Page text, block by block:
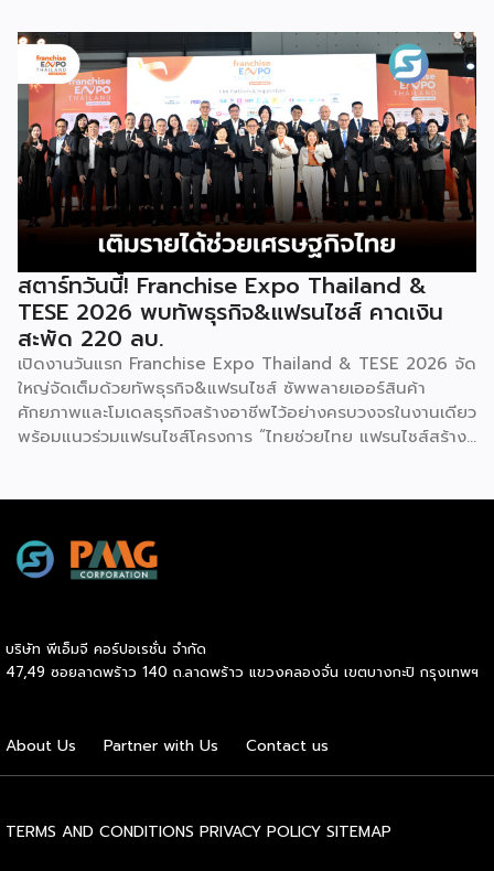
ผ่านชามใส่น้ำที่วางเรียงเอาไว้ โดยต้องทรงตัวด้วยความแม่นยำ
อย่างน่าอัศจรรย์ พร้อมรังสรรค์ลีลาท่ารำอันตื่นตาตื่นใจ ไม่ว่าจะ
เป็นท่านางแอ่นบิน พีระมิดมนุษย์ หรือท่ามังกรพลิกกาย การ
ผสานท่วงทำนอง การเคลื่อนไหว ลมหายใจ และพละกำลังเข้าด้วย
กันอย่างสมบูรณ์แบบนี้เอง ที่หล่อหลอมให้เกิดเป็นสุนทรียศาสตร์
อันเป็นเอกลักษณ์ของศิลปะโบราณชนิดนี้ นับตั้งแต่คริสต์
ทศวรรษ 1990 เป็นต้นมา กุนซานจูได้รับการยอมรับอย่างกว้าง
ขวางทั้งในและต่างประเทศ […]
2026 ให้แก่ผู้ประกอบธุรกิจแฟรนไชส์ที่อยู่ในการส่งเสริมสนับสนุน
ของกรมฯ นายพูนพงษ์ นัยนาภากรณ์ อธิบดีกรมพัฒนาธุรกิจ
การค้า กระทรวงพาณิชย์ เปิดเผยภายหลังเป็นประธานเปิดงาน
“งานแฟรนไชส์ เอ็กซ์โป ไทยแลนด์ บาย สมาร์ท เอสเอ็มอี เอ็กซ์
โป (Franchise Expo Thailand by Smart SME Expo)” ซึ่ง
เป็นงานแสดงธุรกิจแฟรนไชส์ชั้นนำที่จัดขึ้นโดย บริษัท พีเอ็มจี
คอร์ปอเรชัน จำกัด เพื่อยกระดับศักยภาพของผู้ประกอบการและ
เจ้าของธุรกิจที่ต้องการขยายกิจการผ่านระบบแฟรนไชส์ […]
สตาร์ทวันนี้! Franchise Expo Thailand &
TESE 2026 พบทัพธุรกิจ&แฟรนไชส์ คาดเงิน
สะพัด 220 ลบ.
เปิดงานวันแรก Franchise Expo Thailand & TESE 2026 จัด
ใหญ่จัดเต็มด้วยทัพธุรกิจ&แฟรนไชส์ ซัพพลายเออร์สินค้า
ศักยภาพและโมเดลธุรกิจสร้างอาชีพไว้อย่างครบวงจรในงานเดียว
พร้อมแนวร่วมแฟรนไชส์โครงการ “ไทยช่วยไทย แฟรนไชส์สร้าง
ความรู้โดยผู้ทรงคุณวุฒิคับคั่ง และกิจกรรมเจรจาจับคู่ธุรกิจทั้งใน
และต่างประเทศ งานจัดต่อเนื่องระหว่างวันที่ 6-9 สิงหาคมนี้ ที่
ธุรกิจการค้า กระทรวงพาณิชย์ กล่าวว่า งาน ” Franchise Expo
Thailand & Thailand E-Commerce Selection Expo
บริษัท พีเอ็มจี คอร์ปอเรชั่น จำกัด
47,49 ซอยลาดพร้าว 140 ถ.ลาดพร้าว แขวงคลองจั่น เขตบางกะปิ กรุงเทพฯ
About Us Partner with Us Contact us
TERMS AND CONDITIONS PRIVACY POLICY SITEMAP